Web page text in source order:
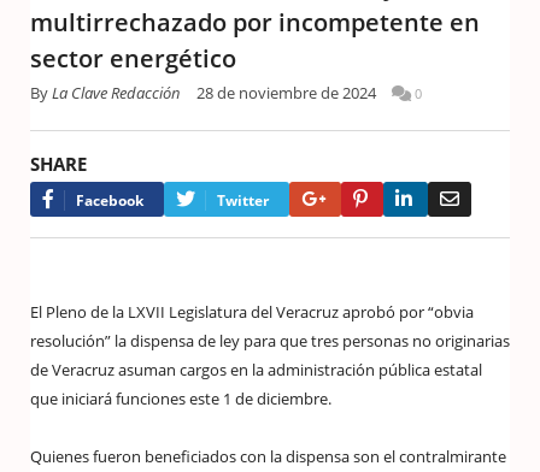
multirrechazado por incompetente en
sector energético
ByLa Clave Redacción 28 de noviembre de 2024 0
SHARE
Facebook Twitter Google+PinterestLinkedIn
El Pleno de la LXVII Legislatura del Veracruz aprobó por “obvia
resolución” la dispensa de ley para que tres personas no originarias
de Veracruz asuman cargos en la administración pública estatal
que iniciará funciones este 1 de diciembre.
Quienes fueron beneficiados con la dispensa son el contralmirante